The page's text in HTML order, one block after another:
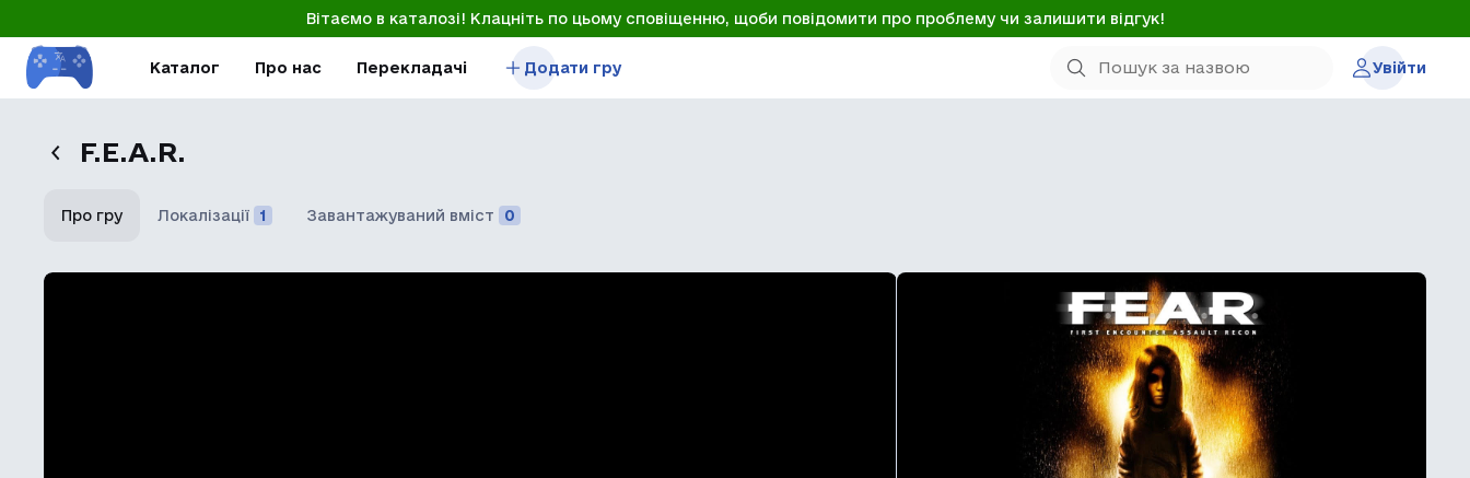
Вітаємо в каталозі! Клацніть по цьому сповіщенню, щоби повідомити про проблему чи залишити відгук!
Каталог Про нас Перекладачі Додати гру Увійти
F.E.A.R.
Про гру Локалізації 1 Завантажуваний вміст 0